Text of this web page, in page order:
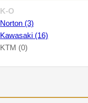
K-O
Norton (3)
Kawasaki (16)
KTM (0)